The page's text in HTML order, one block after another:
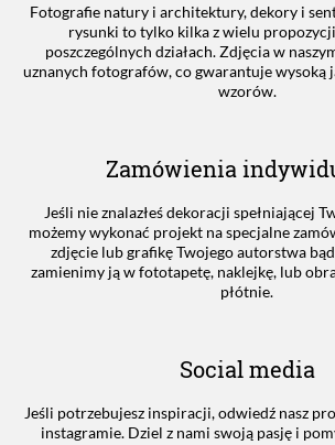
Fotografie natury i architektury, dekory i
rysunki to tylko kilka z wielu
poszczególnych działach. Zdjęcia w
uznanych fotografów, co gwarantuje wysoką
wzorów.
Zamówienia
Jeśli nie znalazłeś dekoracji spełniającej
możemy wykonać projekt na specjalne
zdjęcie lub grafikę Twojego autorstwa
zamienimy ją w fototapetę, naklejkę, lub
płótnie.
Social media
Jeśli potrzebujesz inspiracji, odwiedź nasz
instagramie. Dziel z nami swoją pasję i